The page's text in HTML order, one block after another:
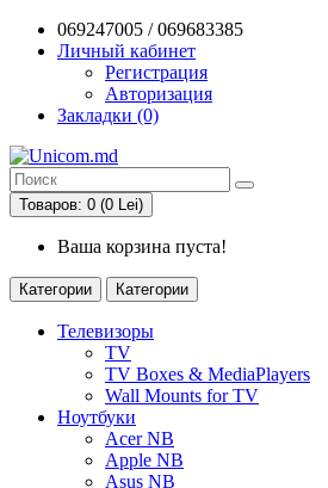
069247005 / 069683385
Личный кабинет
Регистрация
Авторизация
Закладки (0)
Товаров: 0 (0 Lei)
Ваша корзина пуста!
Категории Категории
Телевизоры
TV
TV Boxes & MediaPlayers
Wall Mounts for TV
Ноутбуки
Acer NB
Apple NB
Asus NB